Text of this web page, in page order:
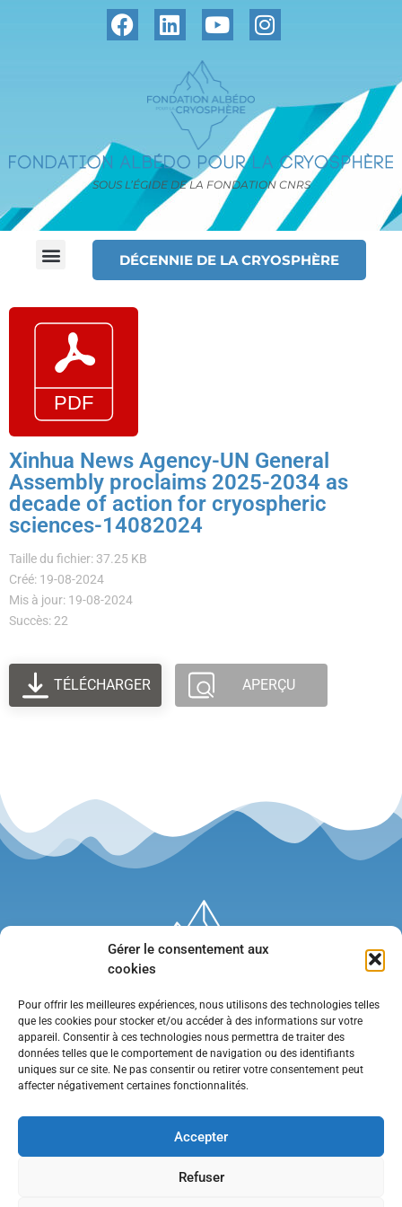
Gérer le consentement aux
cookies
Pour offrir les meilleures expériences, nous utilisons des technologies telles
que les cookies pour stocker et/ou accéder à des informations sur votre
appareil. Consentir à ces technologies nous permettra de traiter des
données telles que le comportement de navigation ou des identifiants
uniques sur ce site. Ne pas consentir ou retirer votre consentement peut
affecter négativement certaines fonctionnalités.
Accepter
Refuser
SOUS L’ÉGIDE DE LA FONDATION CNRS
DÉCENNIE DE LA CRYOSPHÈRE
Xinhua News Agency-UN General
Assembly proclaims 2025-2034 as
decade of action for cryospheric
sciences-14082024
Taille du fichier: 37.25 KB
Créé: 19-08-2024
Mis à jour: 19-08-2024
Succès: 22
TÉLÉCHARGER APERÇU
•Contact